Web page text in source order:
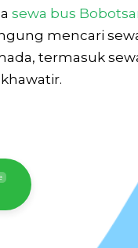
sewa bus
mencari
termasuk